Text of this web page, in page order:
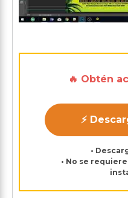
🔥 Obtén
⚡
•
• No se